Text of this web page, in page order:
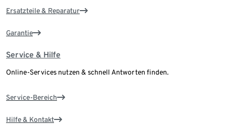
Ersatzteile & Reparatur
Garantie
Service & Hilfe
Online-Services nutzen & schnell Antworten finden.
Service-Bereich
Hilfe & Kontakt